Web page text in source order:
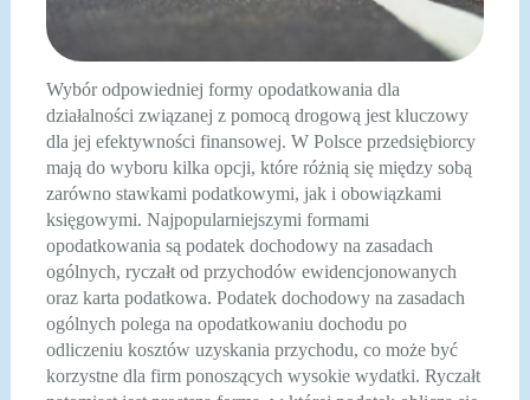
Wybór odpowiedniej formy opodatkowania dla
działalności związanej z pomocą drogową jest kluczowy
dla jej efektywności finansowej. W Polsce przedsiębiorcy
mają do wyboru kilka opcji, które różnią się między sobą
zarówno stawkami podatkowymi, jak i obowiązkami
księgowymi. Najpopularniejszymi formami
opodatkowania są podatek dochodowy na zasadach
ogólnych, ryczałt od przychodów ewidencjonowanych
oraz karta podatkowa. Podatek dochodowy na zasadach
ogólnych polega na opodatkowaniu dochodu po
odliczeniu kosztów uzyskania przychodu, co może być
korzystne dla firm ponoszących wysokie wydatki. Ryczałt